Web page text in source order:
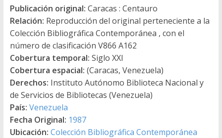
Publicación original: Caracas : Centauro
Relación: Reproducción del original perteneciente a la
Colección Bibliográfica Contemporánea , con el
número de clasificación V866 A162
Cobertura temporal: Siglo XXI
Cobertura espacial: (Caracas, Venezuela)
Derechos: Instituto Autónomo Biblioteca Nacional y
de Servicios de Bibliotecas (Venezuela)
País: Venezuela
Fecha Original: 1987
Ubicación: Colección Bibliográfica Contemporánea